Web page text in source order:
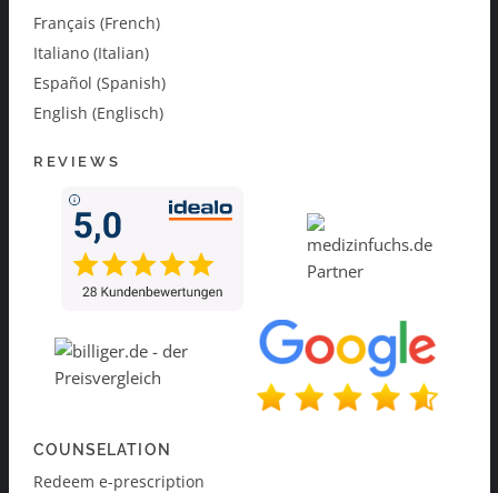
Français (French)
Italiano (Italian)
Español (Spanish)
English (Englisch)
REVIEWS
COUNSELATION
Redeem e-prescription